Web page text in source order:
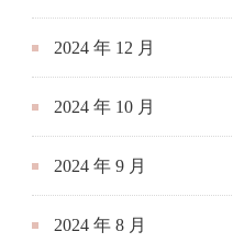
2024 年 12 月
2024 年 10 月
2024 年 9 月
2024 年 8 月